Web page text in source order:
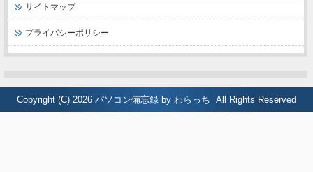
サイトマップ
プライバシーポリシー
Copyright (C) 2026 パソコン備忘録 by わらっち All Rights Reserved